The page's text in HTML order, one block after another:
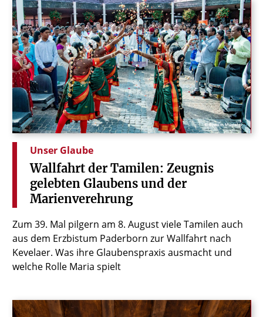
© Bistum Münster
Unser Glaube
Wallfahrt der Tamilen: Zeugnis
gelebten Glaubens und der
Marienverehrung
Zum 39. Mal pilgern am 8. August viele Tamilen auch
aus dem Erzbistum Paderborn zur Wallfahrt nach
Kevelaer. Was ihre Glaubenspraxis ausmacht und
welche Rolle Maria spielt